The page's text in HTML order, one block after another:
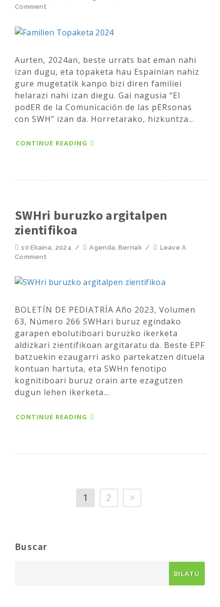
Comment
Aurten, 2024an, beste urrats bat eman nahi
izan dugu, eta topaketa hau Espainian nahiz
gure mugetatik kanpo bizi diren familiei
helarazi nahi izan diegu. Gai nagusia “El
podER de la Comunicación de las pERsonas
con SWH” izan da. Horretarako, hizkuntza...
CONTINUE READING
SWHri buruzko argitalpen
zientifikoa
10 Ekaina, 2024 / Agenda, Berriak /
Leave A
Comment
BOLETÍN DE PEDIATRÍA Año 2023, Volumen
63, Número 266 SWHari buruz egindako
garapen ebolutiboari buruzko ikerketa
aldizkari zientifikoan argitaratu da. Beste EPF
batzuekin ezaugarri asko partekatzen dituela
kontuan hartuta, eta SWHn fenotipo
kognitiboari buruz orain arte ezagutzen
dugun lehen ikerketa...
CONTINUE READING
1 2 >
Buscar